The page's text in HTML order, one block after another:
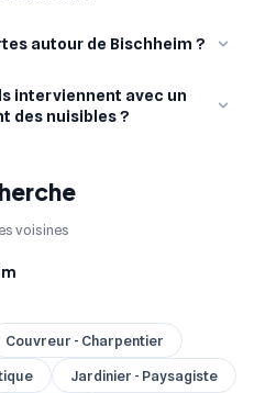
autour de Bischheim ?
interviennent avec un
des nuisibles ?
voisines
Couvreur - Charpentier
Jardinier - Paysagiste